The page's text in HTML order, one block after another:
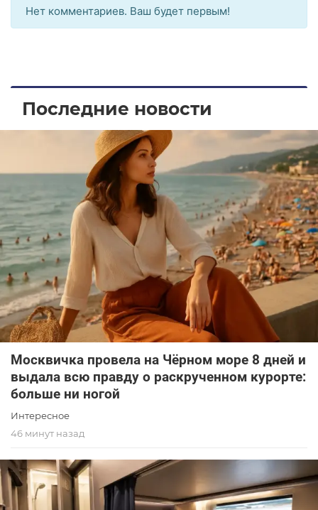
Нет комментариев. Ваш будет первым!
Последние новости
Москвичка провела на Чёрном море 8 дней и
выдала всю правду о раскрученном курорте:
больше ни ногой
Интересное
46 минут назад